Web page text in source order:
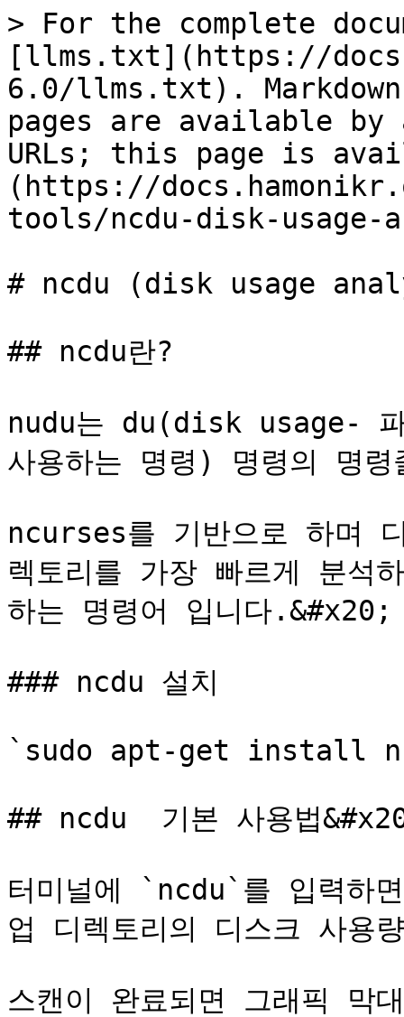
> For the complete
[llms.txt](https://
6.0/llms.txt).
pages are available by
URLs; this page is
(https://
tools/ncdu-disk-usage-
# ncdu (disk usage
## ncdu란?
nudu는 du(disk usage-
사용하는 명령) 명령의 명
ncurses를 기반으로 하며
렉토리를 가장 빠르게 분석
하는 명령어 입니다.&#x20;
### ncdu 설치
`sudo apt-get install
## ncdu  기본 사용법
터미널에 `ncdu`를 입력하
업 디렉토리의 디스크 사용
스캔이 완료되면 그래픽 막